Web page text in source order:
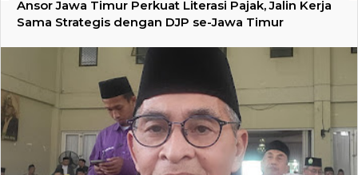
Ansor Jawa Timur Perkuat Literasi Pajak, Jalin Kerja
Sama Strategis dengan DJP se-Jawa Timur